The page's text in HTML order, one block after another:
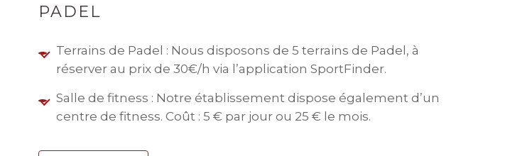
PADEL
Terrains de Padel : Nous disposons de 5 terrains de Padel, à
réserver au prix de 30€/h via l’application SportFinder.
Salle de fitness : Notre établissement dispose également d’un
centre de fitness. Coût : 5 € par jour ou 25 € le mois.